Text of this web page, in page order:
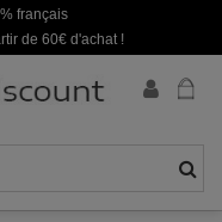
français
de 60€ d'achat !